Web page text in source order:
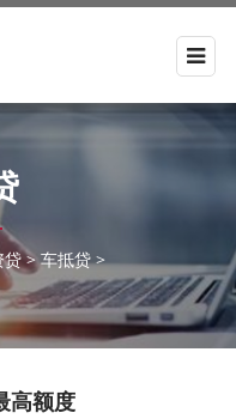
贷>车抵贷>
高额度